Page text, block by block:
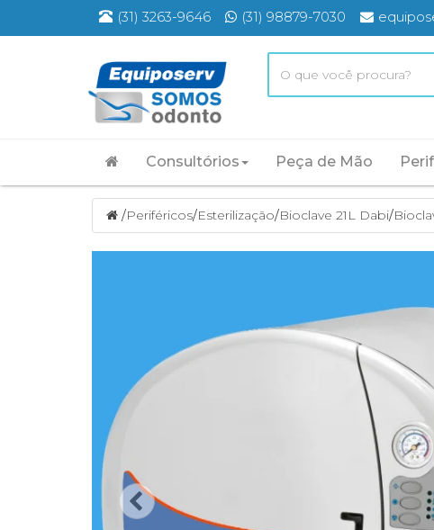
(31) 3263-9646 (31) 98879-7030
Consultórios Peça de Mão
/Periféricos/Esterilização/Bioclave 21L Dabi/